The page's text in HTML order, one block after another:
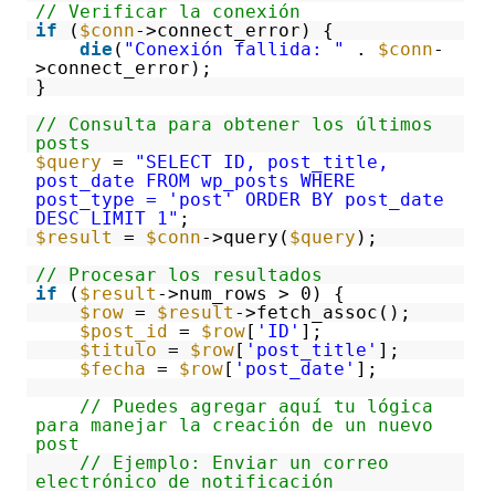
// Verificar la conexión
if
( $conn->connect_error) {
die ( "Conexión fallida: " . $conn-
>connect_error);
}
// Consulta para obtener los últimos
posts
$query =
"SELECT ID, post_title,
post_date FROM wp_posts WHERE
post_type = 'post' ORDER BY post_date
DESC LIMIT 1" ;
$result
= $conn->query( $query );
// Procesar los resultados
if
( $result ->num_rows > 0) {
$row = $result ->fetch_assoc();
$post_id
= $row [ 'ID' ];
$titulo = $row [ 'post_title' ];
$fecha = $row [ 'post_date' ];
// Puedes agregar aquí tu lógica
para manejar la creación de un nuevo
post
// Ejemplo: Enviar un correo
electrónico de notificación